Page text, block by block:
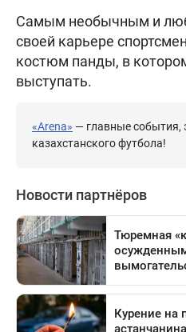
Самым необычным и
своей карьере
костюм панды, в
выступать.
«Arena» — главные
казахстанского футбола!